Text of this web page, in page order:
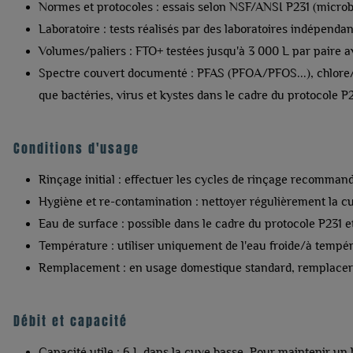
Normes et protocoles : essais selon NSF/ANSI P231
Laboratoire : tests réalisés par des laboratoires
Volumes/paliers : FTO+ testées jusqu'à 3 000 L par paire
Spectre couvert documenté : PFAS (PFOA/PFOS...),
que bactéries, virus et kystes dans le cadre du protocole
Conditions d'usage
Rinçage initial : effectuer les cycles de rinçage
Hygiène et re-contamination : nettoyer régulièrement la
Eau de surface : possible dans le cadre du protocole
Température : utiliser uniquement de l'eau froide/à
Remplacement : en usage domestique standard,
Débit et capacité